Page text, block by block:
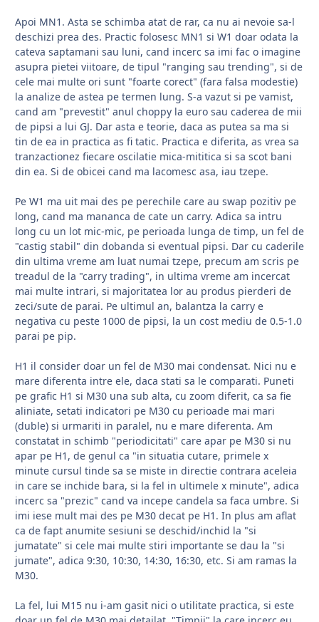
Apoi MN1. Asta se schimba atat de rar, ca nu ai nevoie sa-l
deschizi prea des. Practic folosesc MN1 si W1 doar odata la
cateva saptamani sau luni, cand incerc sa imi fac o imagine
asupra pietei viitoare, de tipul "ranging sau trending", si de
cele mai multe ori sunt "foarte corect" (fara falsa modestie)
la analize de astea pe termen lung. S-a vazut si pe vamist,
cand am "prevestit" anul choppy la euro sau caderea de mii
de pipsi a lui GJ. Dar asta e teorie, daca as putea sa ma si
tin de ea in practica as fi tatic. Practica e diferita, as vrea sa
tranzactionez fiecare oscilatie mica-mititica si sa scot bani
din ea. Si de obicei cand ma lacomesc asa, iau tzepe.
Pe W1 ma uit mai des pe perechile care au swap pozitiv pe
long, cand ma mananca de cate un carry. Adica sa intru
long cu un lot mic-mic, pe perioada lunga de timp, un fel de
"castig stabil" din dobanda si eventual pipsi. Dar cu caderile
din ultima vreme am luat numai tzepe, precum am scris pe
treadul de la "carry trading", in ultima vreme am incercat
mai multe intrari, si majoritatea lor au produs pierderi de
zeci/sute de parai. Pe ultimul an, balantza la carry e
negativa cu peste 1000 de pipsi, la un cost mediu de 0.5-1.0
parai pe pip.
H1 il consider doar un fel de M30 mai condensat. Nici nu e
mare diferenta intre ele, daca stati sa le comparati. Puneti
pe grafic H1 si M30 una sub alta, cu zoom diferit, ca sa fie
aliniate, setati indicatori pe M30 cu perioade mai mari
(duble) si urmariti in paralel, nu e mare diferenta. Am
constatat in schimb "periodicitati" care apar pe M30 si nu
apar pe H1, de genul ca "in situatia cutare, primele x
minute cursul tinde sa se miste in directie contrara aceleia
in care se inchide bara, si la fel in ultimele x minute", adica
incerc sa "prezic" cand va incepe candela sa faca umbre. Si
imi iese mult mai des pe M30 decat pe H1. In plus am aflat
ca de fapt anumite sesiuni se deschid/inchid la "si
jumatate" si cele mai multe stiri importante se dau la "si
jumate", adica 9:30, 10:30, 14:30, 16:30, etc. Si am ramas la
M30.
La fel, lui M15 nu i-am gasit nici o utilitate practica, si este